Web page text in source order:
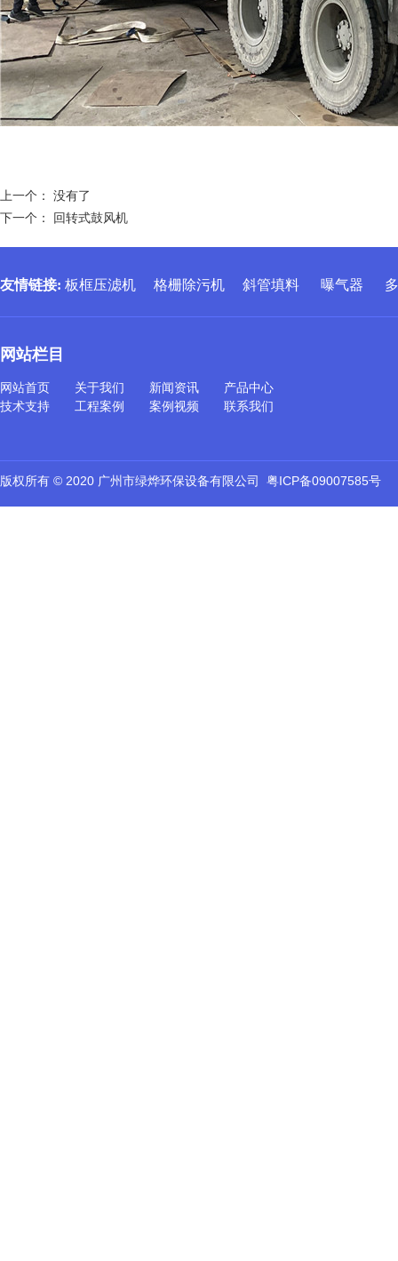
上一个： 没有了
下一个：
回转式鼓风机
友情链接: 板框压滤机 格栅除污机 斜管填料 曝气器
网站栏目
网站首页 关于我们 新闻资讯
产品中心
技术支持
工程案例 案例视频 联系我们
版权所有 © 2020 广州市绿烨环保设备有限公司 粤ICP备09007585号